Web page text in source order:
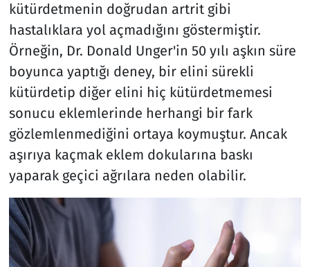
kütürdetmenin doğrudan artrit gibi
hastalıklara yol açmadığını göstermiştir.
Örneğin, Dr. Donald Unger'in 50 yılı aşkın süre
boyunca yaptığı deney, bir elini sürekli
kütürdetip diğer elini hiç kütürdetmemesi
sonucu eklemlerinde herhangi bir fark
gözlemlenmediğini ortaya koymuştur. Ancak
aşırıya kaçmak eklem dokularına baskı
yaparak geçici ağrılara neden olabilir.